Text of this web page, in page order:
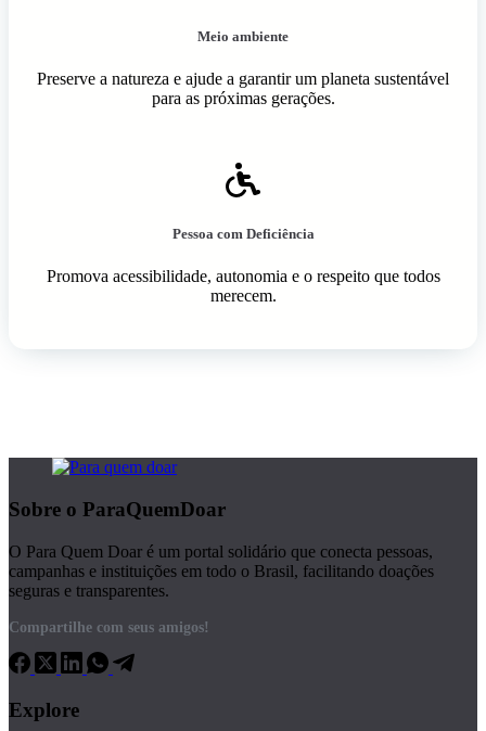
Meio ambiente
Preserve a natureza e ajude a garantir um planeta sustentável
para as próximas gerações.
Pessoa com Deficiência
Promova acessibilidade, autonomia e o respeito que todos
merecem.
Sobre o ParaQuemDoar
O Para Quem Doar é um portal solidário que conecta pessoas,
campanhas e instituições em todo o Brasil, facilitando doações
seguras e transparentes.
Compartilhe com seus amigos!
Explore